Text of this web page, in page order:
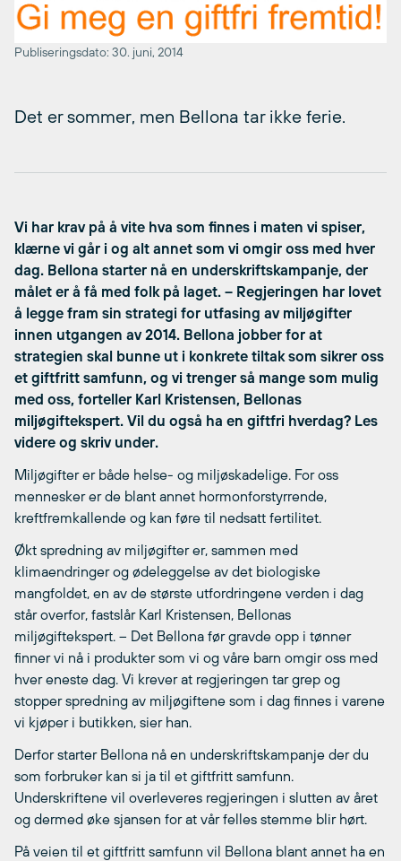
Publiseringsdato: 30. juni, 2014
Det er sommer, men Bellona tar ikke ferie.
Vi har krav på å vite hva som finnes i maten vi spiser,
klærne vi går i og alt annet som vi omgir oss med hver
dag. Bellona starter nå en underskriftskampanje, der
målet er å få med folk på laget. – Regjeringen har lovet
å legge fram sin strategi for utfasing av miljøgifter
innen utgangen av 2014. Bellona jobber for at
strategien skal bunne ut i konkrete tiltak som sikrer oss
et giftfritt samfunn, og vi trenger så mange som mulig
med oss, forteller Karl Kristensen, Bellonas
miljøgiftekspert. Vil du også ha en giftfri hverdag? Les
videre og skriv under.
Miljøgifter er både helse- og miljøskadelige. For oss
mennesker er de blant annet hormonforstyrrende,
kreftfremkallende og kan føre til nedsatt fertilitet.
Økt spredning av miljøgifter er, sammen med
klimaendringer og ødeleggelse av det biologiske
mangfoldet, en av de største utfordringene verden i dag
står overfor, fastslår Karl Kristensen, Bellonas
miljøgiftekspert. – Det Bellona før gravde opp i tønner
finner vi nå i produkter som vi og våre barn omgir oss med
hver eneste dag. Vi krever at regjeringen tar grep og
stopper spredning av miljøgiftene som i dag finnes i varene
vi kjøper i butikken, sier han.
Derfor starter Bellona nå en underskriftskampanje der du
som forbruker kan si ja til et giftfritt samfunn.
Underskriftene vil overleveres regjeringen i slutten av året
og dermed øke sjansen for at vår felles stemme blir hørt.
På veien til et giftfritt samfunn vil Bellona blant annet ha en